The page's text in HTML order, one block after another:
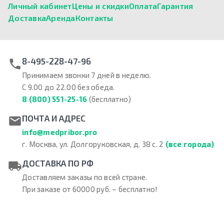
Личный кабинетЦены и скидкиОплатаГарантия
ДоставкаАрендаКонтакты
8-495-228-47-96
Принимаем звонки 7 дней в неделю.
С 9.00 до 22.00 без обеда.
8 (800) 551-25-16 (бесплатно)
ПОЧТА И АДРЕС
info@medpribor.pro
г. Москва, ул. Долгоруковская, д. 38 с. 2 (все города)
ДОСТАВКА ПО РФ
Доставляем заказы по всей стране.
При заказе от 60000 руб. – бесплатно!